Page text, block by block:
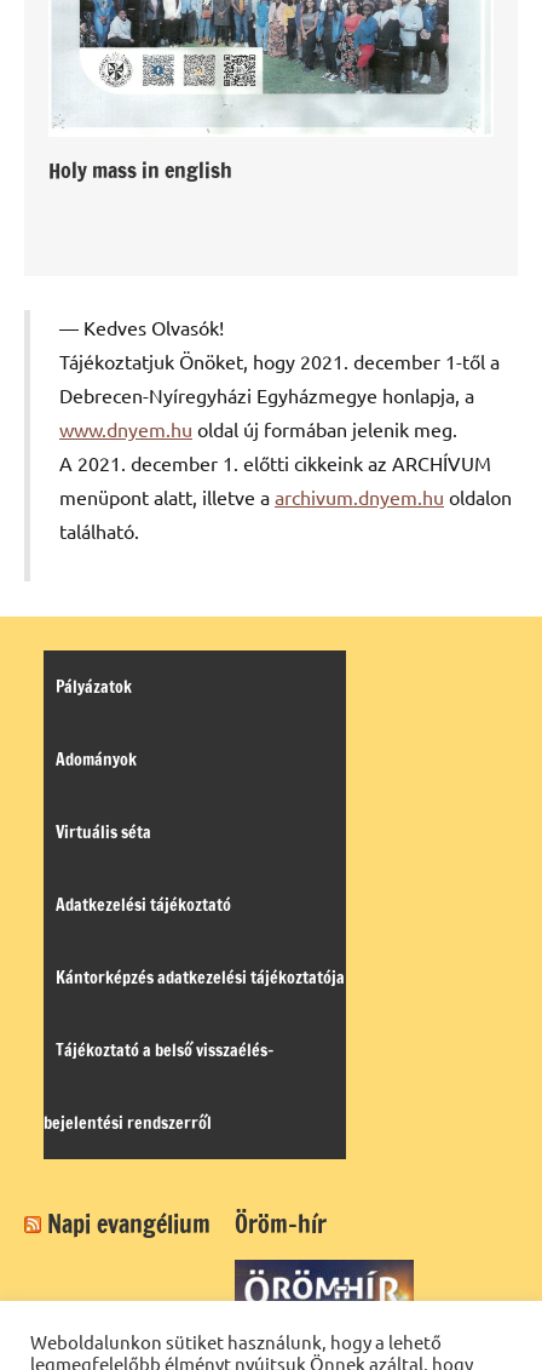
Holy mass in english
Kedves Olvasók!
Tájékoztatjuk Önöket, hogy 2021. december 1-től a
Debrecen-Nyíregyházi Egyházmegye honlapja, a
www.dnyem.hu oldal új formában jelenik meg.
A 2021. december 1. előtti cikkeink az ARCHÍVUM
menüpont alatt, illetve a archivum.dnyem.hu oldalon
található.
Pályázatok
Adományok
Virtuális séta
Adatkezelési tájékoztató
Kántorképzés adatkezelési tájékoztatója
Tájékoztató a belső visszaélés-
bejelentési rendszerről
Napi evangélium Öröm-hír
Weboldalunkon sütiket használunk, hogy a lehető
legmegfelelőbb élményt nyújtsuk Önnek azáltal, hogy